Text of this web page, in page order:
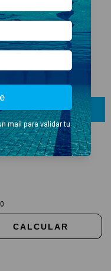
CALCULAR
mail para validar tu